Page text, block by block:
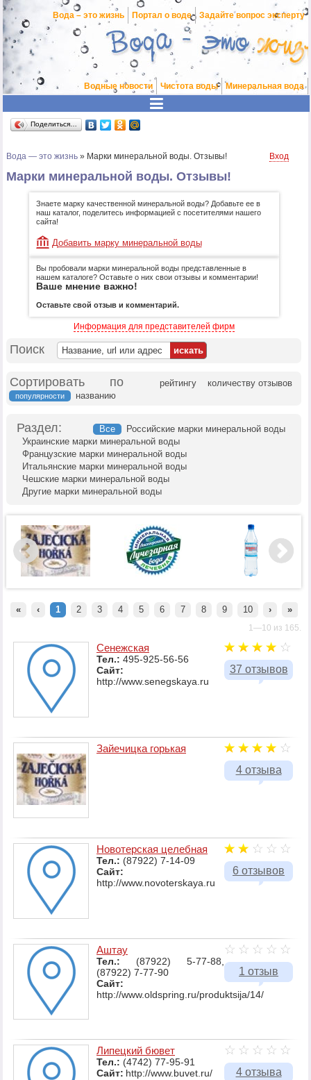
Вода – это жизнь Портал о воде Задайте вопрос эксперту
Водные новости Чистота воды Минеральная вода
Поделиться…
Вода — это жизнь » Марки минеральной воды. Отзывы! Вход
Марки минеральной воды. Отзывы!
Знаете марку качественной минеральной воды? Добавьте ее в
наш каталог, поделитесь информацией с посетителями нашего
сайта!
Добавить марку минеральной воды
Вы пробовали марки минеральной воды представленные в
нашем каталоге? Оставьте о них свои отзывы и комментарии!
Ваше мнение важно!
Оставьте свой отзыв и комментарий.
Информация для представителей фирм
Поиск
Сортировать по рейтингу количеству отзывов
популярности названию
Раздел: Все
Российские марки минеральной воды
Украинские марки минеральной воды
Французские марки минеральной воды
Итальянские марки минеральной воды
Чешские марки минеральной воды
Другие марки минеральной воды
« ‹ 1 2 3 4 5 6 7 8 9 10 › »
1—10 из 165.
37 отзывов
Сенежская
Тел.: 495-925-56-56
Сайт:
http://www.senegskaya.ru
4 отзыва
Зайечицка горькая
6 отзывов
Новотерская целебная
Тел.: (87922) 7-14-09
Сайт:
http://www.novoterskaya.ru
1 отзыв
Аштау
Тел.: (87922) 5-77-88,
(87922) 7-77-90
Сайт:
http://www.oldspring.ru/produktsija/14/
4 отзыва
Липецкий бювет
Тел.: (4742) 77-95-91
Сайт: http://www.buvet.ru/